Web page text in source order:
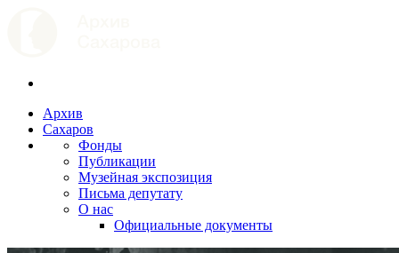
Архив
Сахаров
Фонды
Публикации
Музейная экспозиция
Письма депутату
О нас
Официальные документы